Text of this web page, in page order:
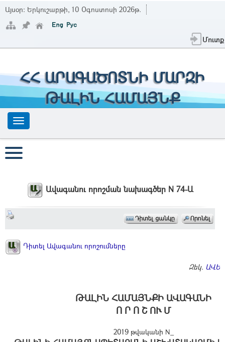
Այսօր: Երկուշաբթի, 10 Օգոստոսի 2026թ.
Մուտք
ՀՀ ԱՐԱԳԱԾՈՏՆԻ ՄԱՐԶԻ
ԹԱԼԻՆ ՀԱՄԱՅՆՔ
Ավագանու որոշման նախագծեր N 74-Ա
Դիտել Ավագանու որոշումները
Զեկ.
ԹԱԼԻՆ ՀԱՄԱՅՆՔԻ ԱՎԱԳԱՆԻ
Ո Ր Ո Շ ՈՒ Մ
2019 թվականի N_